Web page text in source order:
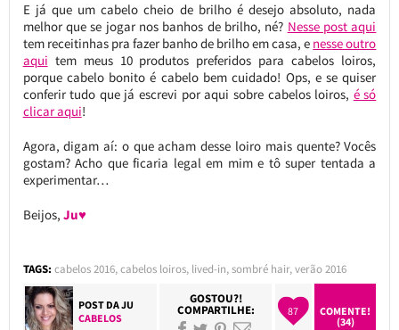
E já que um cabelo cheio de brilho é desejo absoluto, nada
melhor que se jogar nos banhos de brilho, né? Nesse post aqui
tem receitinhas pra fazer banho de brilho em casa, e nesse outro
aqui tem meus 10 produtos preferidos para cabelos loiros,
porque cabelo bonito é cabelo bem cuidado! Ops, e se quiser
conferir tudo que já escrevi por aqui sobre cabelos loiros, é só
clicar aqui!
Agora, digam aí: o que acham desse loiro mais quente? Vocês
gostam? Acho que ficaria legal em mim e tô super tentada a
experimentar…
Beijos, Ju♥
TAGS: cabelos 2016,cabelos loiros, lived-in,sombré hair,verão 2016
POST DAJU
CABELOS
GOSTOU?!
COMPARTILHE: 87
COMENTE!
(34)